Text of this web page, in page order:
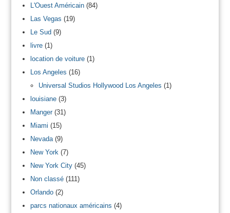
L'Ouest Américain(84)
Las Vegas (19)
Le Sud(9)
livre(1)
location de voiture(1)
Los Angeles (16)
Universal Studios Hollywood Los Angeles (1)
louisiane(3)
Manger(31)
Miami (15)
Nevada(9)
New York (7)
New York City(45)
Non classé(111)
Orlando(2)
parcs nationaux américains (4)